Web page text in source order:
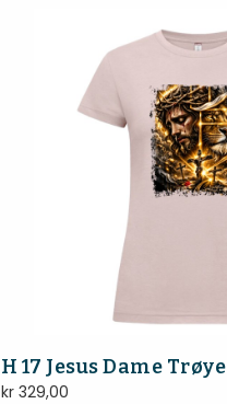
H 17 Jesus Dame Trøye
kr329,00